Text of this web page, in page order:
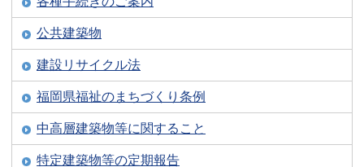
公共建築物
建設リサイクル法
福岡県福祉のまちづくり条例
中高層建築物等に関すること
特定建築物等の定期報告